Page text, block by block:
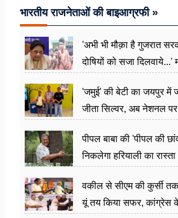
भारतीय राजनेताओं की बाइआग्रफी »
'अभी भी मौक़ा है गुजरात
दोषियों को सजा दिलवाये...'
'जमुई' की बेटी का जयपुर में
जीता सिल्वर, अब नेशनल पर
पीपल बाबा की 'पीपल की
निकलेगा हरियाली का रास्ता
वकील से सीएम की कुर्सी
यूं तय किया सफर, कांग्रेस